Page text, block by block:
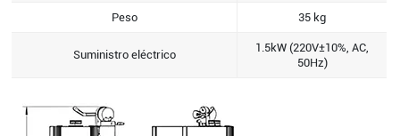
Peso 35 kg
Suministro eléctrico
1.5kW (220V±10%, AC,
50Hz)